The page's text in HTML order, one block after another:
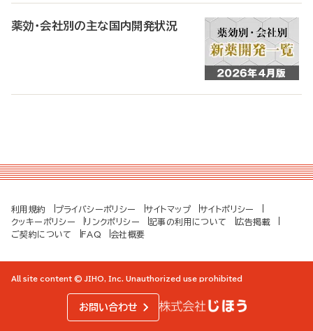
薬効・会社別の主な国内開発状況
利用規約 プライバシーポリシー サイトマップ
サイトポリシー
クッキーポリシー
リンクポリシー 記事の利用について
広告掲載
ご契約について
FAQ 会社概要
All site content © JIHO, Inc. Unauthorized use prohibited
お問い合わせ